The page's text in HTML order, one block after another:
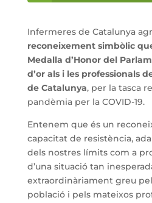
Infermeres de Catalunya
reconeixement simbòlic
Medalla d’Honor del
d’or als i les professionals
de Catalunya, per la tasca
pandèmia per la COVID-19.
Entenem que és un
capacitat de resistència,
dels nostres límits com a
d’una situació tan
extraordinàriament greu
població i pels mateixos